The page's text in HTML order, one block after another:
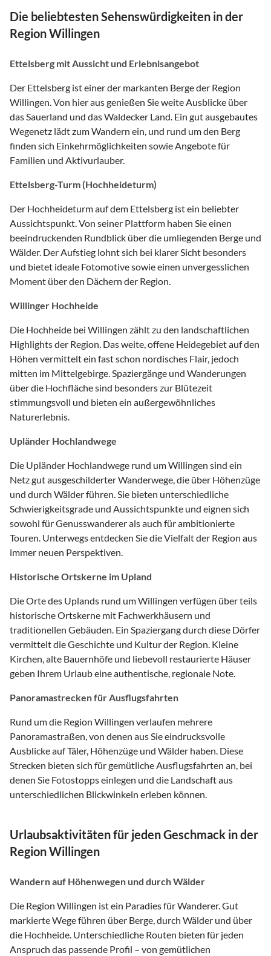
Die beliebtesten Sehenswürdigkeiten in der
Region Willingen
Ettelsberg mit Aussicht und Erlebnisangebot
Der Ettelsberg ist einer der markanten Berge der Region
Willingen. Von hier aus genießen Sie weite Ausblicke über
das Sauerland und das Waldecker Land. Ein gut ausgebautes
Wegenetz lädt zum Wandern ein, und rund um den Berg
finden sich Einkehrmöglichkeiten sowie Angebote für
Familien und Aktivurlauber.
Ettelsberg-Turm (Hochheideturm)
Der Hochheideturm auf dem Ettelsberg ist ein beliebter
Aussichtspunkt. Von seiner Plattform haben Sie einen
beeindruckenden Rundblick über die umliegenden Berge und
Wälder. Der Aufstieg lohnt sich bei klarer Sicht besonders
und bietet ideale Fotomotive sowie einen unvergesslichen
Moment über den Dächern der Region.
Willinger Hochheide
Die Hochheide bei Willingen zählt zu den landschaftlichen
Highlights der Region. Das weite, offene Heidegebiet auf den
Höhen vermittelt ein fast schon nordisches Flair, jedoch
mitten im Mittelgebirge. Spaziergänge und Wanderungen
über die Hochfläche sind besonders zur Blütezeit
stimmungsvoll und bieten ein außergewöhnliches
Naturerlebnis.
Upländer Hochlandwege
Die Upländer Hochlandwege rund um Willingen sind ein
Netz gut ausgeschilderter Wanderwege, die über Höhenzüge
und durch Wälder führen. Sie bieten unterschiedliche
Schwierigkeitsgrade und Aussichtspunkte und eignen sich
sowohl für Genusswanderer als auch für ambitionierte
Touren. Unterwegs entdecken Sie die Vielfalt der Region aus
immer neuen Perspektiven.
Historische Ortskerne im Upland
Die Orte des Uplands rund um Willingen verfügen über teils
historische Ortskerne mit Fachwerkhäusern und
traditionellen Gebäuden. Ein Spaziergang durch diese Dörfer
vermittelt die Geschichte und Kultur der Region. Kleine
Kirchen, alte Bauernhöfe und liebevoll restaurierte Häuser
geben Ihrem Urlaub eine authentische, regionale Note.
Panoramastrecken für Ausflugsfahrten
Rund um die Region Willingen verlaufen mehrere
Panoramastraßen, von denen aus Sie eindrucksvolle
Ausblicke auf Täler, Höhenzüge und Wälder haben. Diese
Strecken bieten sich für gemütliche Ausflugsfahrten an, bei
denen Sie Fotostopps einlegen und die Landschaft aus
unterschiedlichen Blickwinkeln erleben können.
Urlaubsaktivitäten für jeden Geschmack in der
Region Willingen
Wandern auf Höhenwegen und durch Wälder
Die Region Willingen ist ein Paradies für Wanderer. Gut
markierte Wege führen über Berge, durch Wälder und über
die Hochheide. Unterschiedliche Routen bieten für jeden
Anspruch das passende Profil – von gemütlichen